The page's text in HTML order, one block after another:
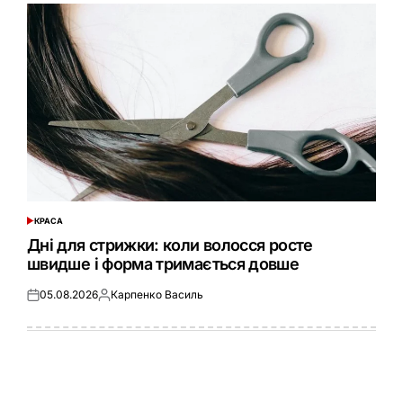
ОПУБЛІКУВАТИ
У
КРАСА
Дні для стрижки: коли волосся росте
швидше і форма тримається довше
Оприлюднено
05.08.2026Опубліковано
Карпенко Василь